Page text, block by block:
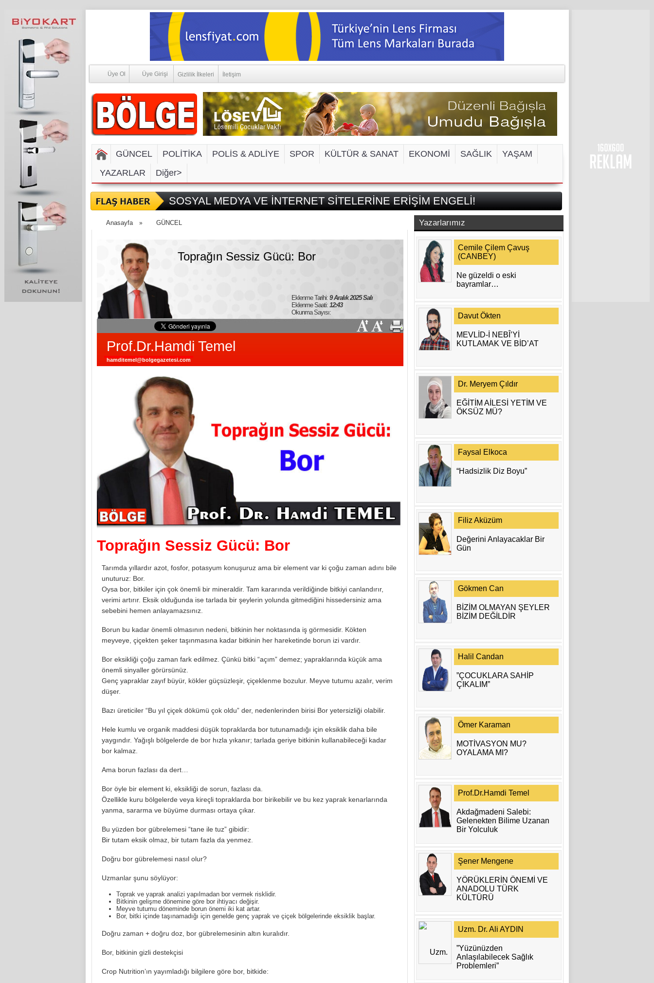
Üye Ol Üye Girişi Gizlilik İlkeleri İletişim
GÜNCEL POLİTİKA POLİS & ADLİYE SPOR KÜLTÜR & SANAT EKONOMİ SAĞLIK
YAŞAM
YAZARLAR
Diğer>
SOSYAL MEDYA VE İNTERNET SİTELERİNE ERİŞİM ENGELİ!
Anasayfa » GÜNCEL
Toprağın Sessiz Gücü: Bor
Eklenme Tarihi: 9 Aralık 2025 Salı
Eklenme Saati: 12:43
Okunma Sayısı:
Prof.Dr.Hamdi Temel
hamditemel@bolgegazetesi.com
Toprağın Sessiz Gücü: Bor
Tarımda yıllardır azot, fosfor, potasyum konuşuruz ama bir element var ki çoğu zaman adını bile
unuturuz: Bor.
Oysa bor, bitkiler için çok önemli bir mineraldir. Tam kararında verildiğinde bitkiyi canlandırır,
verimi artırır. Eksik olduğunda ise tarlada bir şeylerin yolunda gitmediğini hissedersiniz ama
sebebini hemen anlayamazsınız.
Borun bu kadar önemli olmasının nedeni, bitkinin her noktasında iş görmesidir. Kökten
meyveye, çiçekten şeker taşınmasına kadar bitkinin her hareketinde borun izi vardır.
Bor eksikliği çoğu zaman fark edilmez. Çünkü bitki “açım” demez; yapraklarında küçük ama
önemli sinyaller görürsünüz.
Genç yapraklar zayıf büyür, kökler güçsüzleşir, çiçeklenme bozulur. Meyve tutumu azalır, verim
düşer.
Bazı üreticiler “Bu yıl çiçek dökümü çok oldu” der, nedenlerinden birisi Bor yetersizliği olabilir.
Hele kumlu ve organik maddesi düşük topraklarda bor tutunamadığı için eksiklik daha bile
yaygındır. Yağışlı bölgelerde de bor hızla yıkanır; tarlada geriye bitkinin kullanabileceği kadar
bor kalmaz.
Ama borun fazlası da dert…
Bor öyle bir element ki, eksikliği de sorun, fazlası da.
Özellikle kuru bölgelerde veya kireçli topraklarda bor birikebilir ve bu kez yaprak kenarlarında
yanma, sararma ve büyüme durması ortaya çıkar.
Bu yüzden bor gübrelemesi “tane ile tuz” gibidir:
Bir tutam eksik olmaz, bir tutam fazla da yenmez.
Doğru bor gübrelemesi nasıl olur?
Uzmanlar şunu söylüyor:
Toprak ve yaprak analizi yapılmadan bor vermek risklidir.
Bitkinin gelişme dönemine göre bor ihtiyacı değişir.
Meyve tutumu döneminde borun önemi iki kat artar.
Bor, bitki içinde taşınamadığı için genelde genç yaprak ve çiçek bölgelerinde eksiklik başlar.
Doğru zaman + doğru doz, bor gübrelemesinin altın kuralıdır.
Bor, bitkinin gizli destekçisi
Crop Nutrition’ın yayımladığı bilgilere göre bor, bitkide:
Yazarlarımız
Cemile Çilem Çavuş
(CANBEY)
Ne güzeldi o eski
bayramlar…
Davut Ökten
MEVLİD-İ NEBÎ’Yİ
KUTLAMAK VE BİD’AT
Dr. Meryem Çıldır
EĞİTİM AİLESİ YETİM VE
ÖKSÜZ MÜ?
Faysal Elkoca
“Hadsizlik Diz Boyu”
Filiz Aküzüm
Değerini Anlayacaklar Bir
Gün
Gökmen Can
BİZİM OLMAYAN ŞEYLER
BİZİM DEĞİLDİR
Halil Candan
”ÇOCUKLARA SAHİP
ÇIKALIM”
Ömer Karaman
MOTİVASYON MU?
OYALAMA MI?
Prof.Dr.Hamdi Temel
Akdağmadeni Salebi:
Gelenekten Bilime Uzanan
Bir Yolculuk
Şener Mengene
YÖRÜKLERİN ÖNEMİ VE
ANADOLU TÜRK
KÜLTÜRÜ
Uzm. Dr. Ali AYDIN
”Yüzünüzden
Anlaşılabilecek Sağlık
Problemleri”